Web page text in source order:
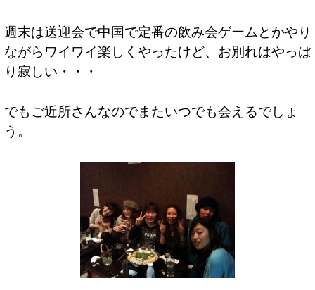
週末は送迎会で中国で定番の飲み会ゲームとかやり
ながらワイワイ楽しくやったけど、お別れはやっぱ
り寂しい・・・
でもご近所さんなのでまたいつでも会えるでしょ
う。